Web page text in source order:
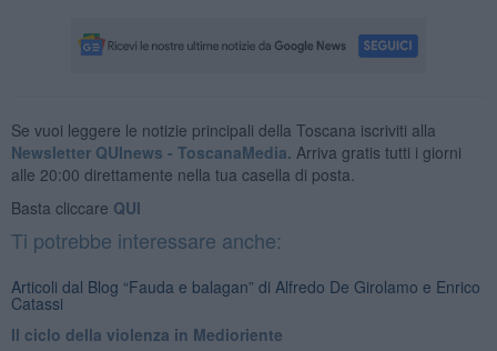
Se vuoi leggere le notizie principali della Toscana iscriviti alla
Newsletter QUInews - ToscanaMedia. Arriva gratis tutti i giorni
alle 20:00 direttamente nella tua casella di posta.
Basta cliccare QUI
Ti potrebbe interessare anche:
Articoli dal Blog “Fauda e balagan” di Alfredo De Girolamo e Enrico
Catassi
Il ciclo della violenza in Medioriente